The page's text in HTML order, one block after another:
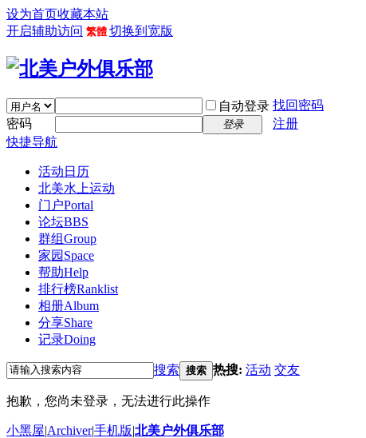
设为首页收藏本站
开启辅助访问 繁體 切换到宽版
自动登录 找回密码
密码
登录
注册
快捷导航
活动日历
北美水上运动
门户Portal
论坛BBS
群组Group
家园 Space
帮助Help
排行榜Ranklist
相册Album
分享Share
记录Doing
搜索 搜索 热搜: 活动 交友
抱歉，您尚未登录，无法进行此操作
小黑屋|Archiver|手机版|北美户外俱乐部